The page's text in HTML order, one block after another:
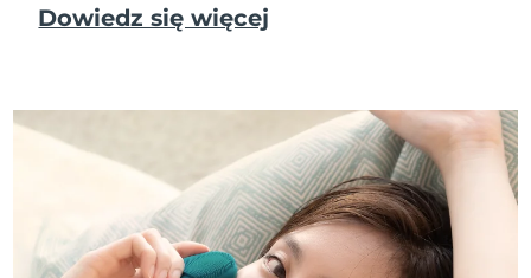
Dowiedz się więcej